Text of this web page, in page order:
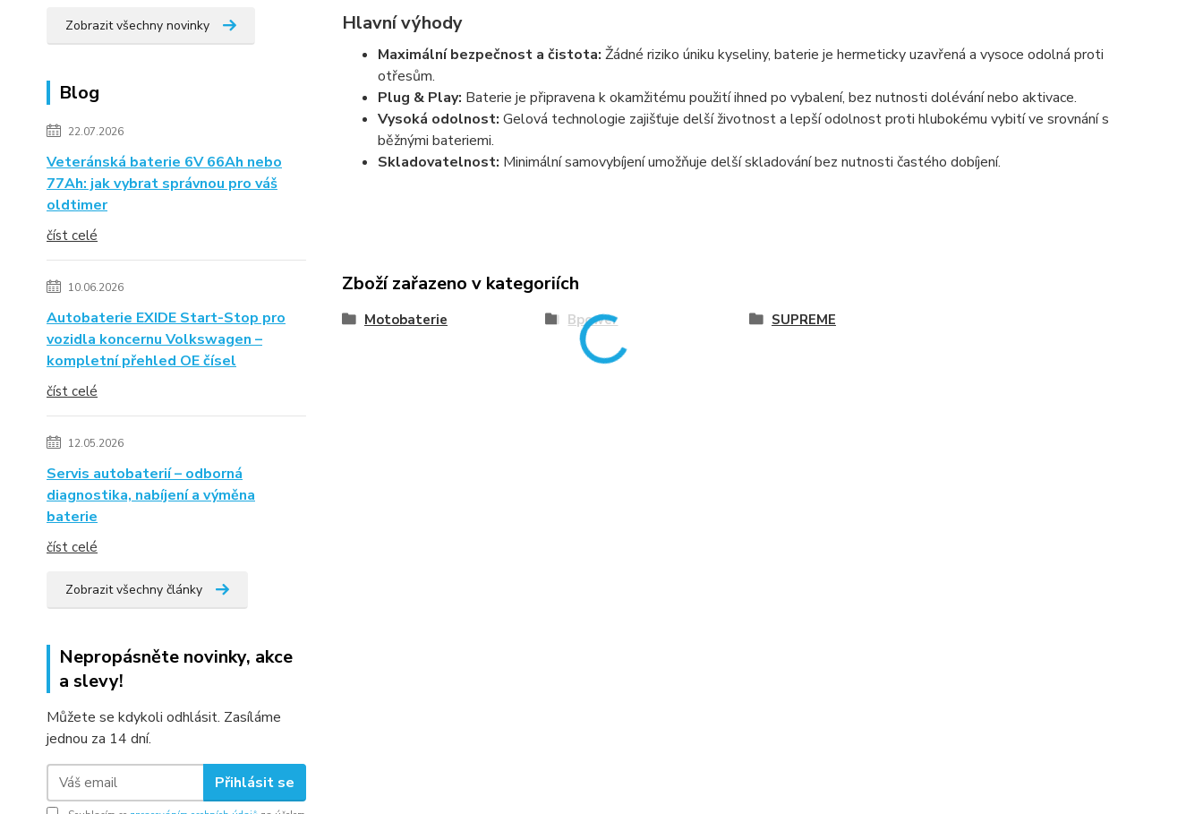
Zobrazit všechny novinky
Blog
22.07.2026
Veteránská baterie 6V 66Ah nebo
77Ah: jak vybrat správnou pro váš
oldtimer
číst celé
10.06.2026
Autobaterie EXIDE Start-Stop pro
vozidla koncernu Volkswagen –
kompletní přehled OE čísel
číst celé
12.05.2026
Servis autobaterií – odborná
diagnostika, nabíjení a výměna
baterie
číst celé
Zobrazit všechny články
Nepropásněte novinky, akce
a slevy!
Můžete se kdykoli odhlásit. Zasíláme
jednou za 14 dní.
Přihlásit se
Hlavní výhody
Maximální bezpečnost a čistota: Žádné riziko úniku kyseliny, baterie je hermeticky uzavřená a vysoce odolná proti
otřesům.
Plug & Play: Baterie je připravena k okamžitému použití ihned po vybalení, bez nutnosti dolévání nebo aktivace.
Vysoká odolnost: Gelová technologie zajišťuje delší životnost a lepší odolnost proti hlubokému vybití ve srovnání s
běžnými bateriemi.
Skladovatelnost: Minimální samovybíjení umožňuje delší skladování bez nutnosti častého dobíjení.
Zboží zařazeno v kategoriích
Motobaterie Bpower SUPREME